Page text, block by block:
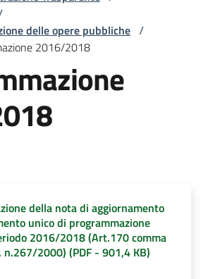
delle opere pubbliche /
2016/2018
della nota di aggiornamento
unico di programmazione
2016/2018 (Art.170 comma
n.267/2000) (PDF - 901,4 KB)